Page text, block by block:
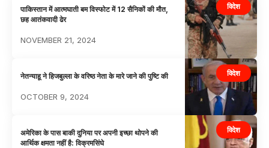
विदेश
पाकिस्तान में आत्मघाती बम विस्फोट में 12 सैनिकों की मौत,
छह आतंकवादी ढेर
NOVEMBER 21, 2024
विदेश
नेतन्याहू ने हिजबुल्ला के वरिष्ठ नेता के मारे जाने की पुष्टि की
OCTOBER 9, 2024
विदेश
अमेरिका के पास बाकी दुनिया पर अपनी इच्छा थोपने की
आर्थिक क्षमता नहीं है: विक्रमसिंघे